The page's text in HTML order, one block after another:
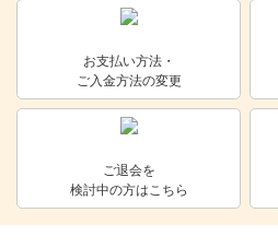
進研ゼミ 小学講座
進研ゼミ 中学講座 中高一貫
お支払い方法・
ご入金方法の変更
ご退会を
検討中の方はこちら